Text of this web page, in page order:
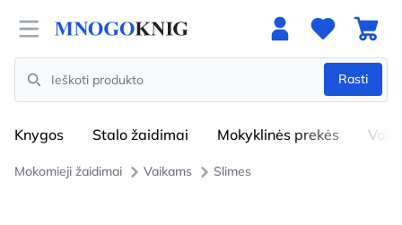
Open menu
Search
Rasti
Knygos Stalo žaidimai Mokyklinės prekės
Mokomieji žaidimai Vaikams Slimes